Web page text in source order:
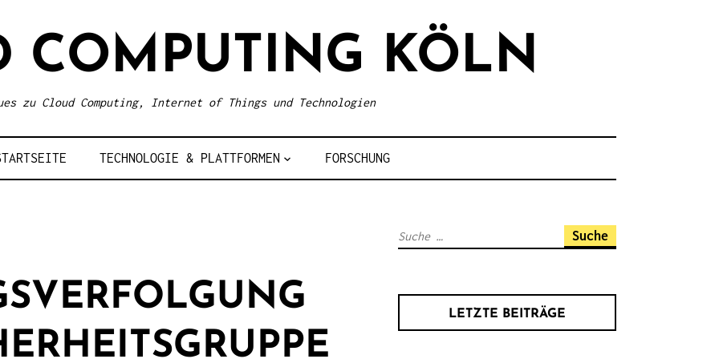
COMPUTING KÖLN
zu Cloud Computing, Internet of Things und Technologien
TECHNOLOGIE & PLATTFORMEN FORSCHUNG
S
LETZTE BEITRÄGE